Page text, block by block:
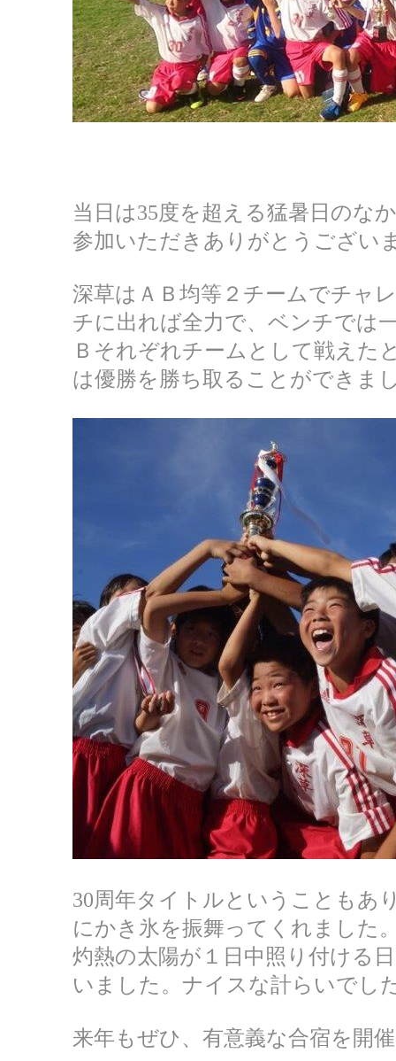
当日は35度を超える猛暑日のな
参加いただきありがとうござい
深草はＡＢ均等２チームでチャ
チに出れば全力で、ベンチでは
Ｂそれぞれチームとして戦えた
は優勝を勝ち取ることができま
30周年タイトルということもあ
にかき氷を振舞ってくれました
灼熱の太陽が１日中照り付ける
いました。ナイスな計らいでし
来年もぜひ、有意義な合宿を開